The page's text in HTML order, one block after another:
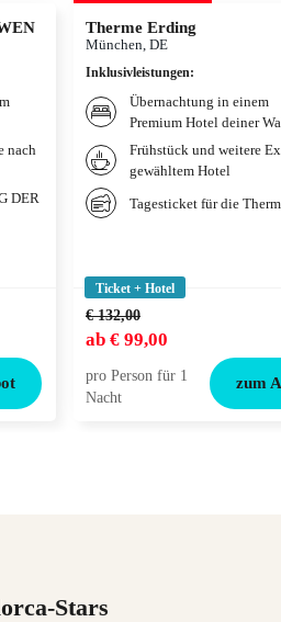
nach
DER
Therme Erding
München, DE
Inklusivleistungen:
Übernachtung in einem
Premium Hotel deiner
Frühstück und weitere
gewähltem Hotel
Tagesticket für die
Ticket + Hotel
€ 132,00
ab € 99,00
pro Person für 1
Nacht
zum
Stars